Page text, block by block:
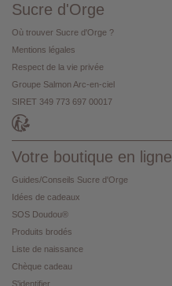
Sucre d'Orge
Où trouver Sucre d'Orge ?
Mentions légales
Respect de la vie privée
Groupe Salmon Arc-en-ciel
SIRET 349 773 697 00017
Votre boutique en ligne
Guides/Conseils Sucre d'Orge
Idées de cadeaux
SOS Doudou®
Produits brodés
Liste de naissance
Chèque cadeau
S'identifier